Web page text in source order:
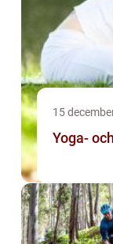
15
Yoga-